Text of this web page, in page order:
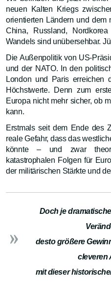
neuen Kalten Kriegs
orientierten Ländern und dem
China, Russland,
Wandels sind unübersehbar.
Die Außenpolitik von US-
und der NATO. In den
London und Paris erreichen
Höchstwerte. Denn zum
Europa nicht mehr sicher, ob
kann.
Erstmals seit dem Ende des
reale Gefahr, dass das
könnte – und zwar
katastrophalen Folgen für
der militärischen Stärkte und
Doch je
desto größere
cleveren
mit dieser